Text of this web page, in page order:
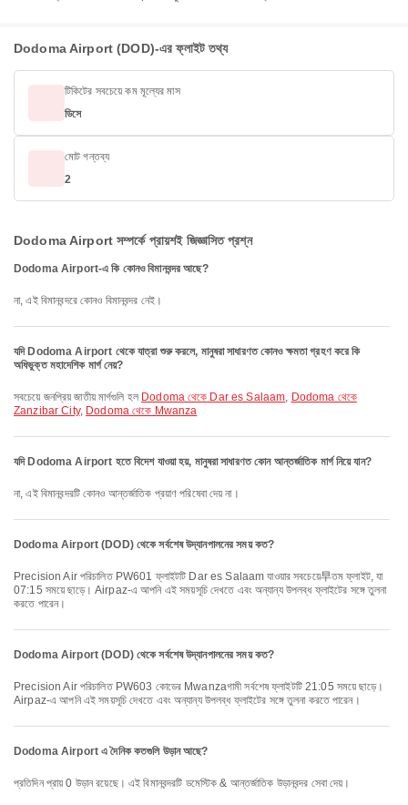
Dodoma Airport (DOD)-এর ফ্লাইট তথ্য
টিকিটের সবচেয়ে কম মূল্যের মাস
ডিসে
মোট গন্তব্য
2
Dodoma Airport সম্পর্কে প্রায়শই জিজ্ঞাসিত প্রশ্ন
Dodoma Airport-এ কি কোনও বিমানবন্দর আছে?
না, এই বিমানবন্দরে কোনও বিমানবন্দর নেই।
যদি Dodoma Airport থেকে যাত্রা শুরু করলে, মানুষরা সাধারণত কোনও ক্ষমতা গ্রহণ করে কি
অধিভুক্ত মহাদেশিক মার্গ নেয়?
সবচেয়ে জনপ্রিয় জাতীয় মার্গগুলি হল Dodoma থেকে Dar es Salaam, Dodoma থেকে
Zanzibar City, Dodoma থেকে Mwanza
যদি Dodoma Airport হতে বিদেশ যাওয়া হয়, মানুষরা সাধারণত কোন আন্তর্জাতিক মার্গ নিয়ে যান?
না, এই বিমানবন্দরটি কোনও আন্তর্জাতিক প্রয়াণ পরিষেবা দেয় না।
Dodoma Airport (DOD) থেকে সর্বশেষ উদ্যানপালনের সময় কত?
Precision Air পরিচালিত PW601 ফ্লাইটটি Dar es Salaam যাওয়ার সবচেয়ে早তম ফ্লাইট, যা
07:15 সময়ে ছাড়ে। Airpaz-এ আপনি এই সময়সূচি দেখতে এবং অন্যান্য উপলব্ধ ফ্লাইটের সঙ্গে তুলনা
করতে পারেন।
Dodoma Airport (DOD) থেকে সর্বশেষ উদ্যানপালনের সময় কত?
Precision Air পরিচালিত PW603 কোডের Mwanzaগামী সর্বশেষ ফ্লাইটটি 21:05 সময়ে ছাড়ে।
Airpaz-এ আপনি এই সময়সূচি দেখতে এবং অন্যান্য উপলব্ধ ফ্লাইটের সঙ্গে তুলনা করতে পারেন।
Dodoma Airport এ দৈনিক কতগুলি উড়ান আছে?
প্রতিদিন প্রায় 0 উড়ান রয়েছে। এই বিমানবন্দরটি ডমেস্টিক & আন্তর্জাতিক উড়ানবন্দর সেবা দেয়।